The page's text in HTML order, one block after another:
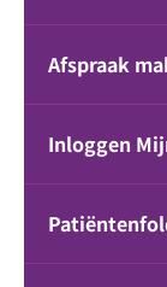
Afspraak
Inloggen